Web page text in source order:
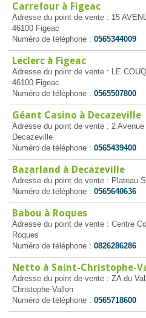
Carrefour à Figeac
Adresse du point de vente : 15
46100 Figeac
Numéro de téléphone : 0565344009
Leclerc à Figeac
Adresse du point de vente : LE
46100 Figeac
Numéro de téléphone : 0565507800
Géant Casino à Decazeville
Adresse du point de vente : 2
Decazeville
Numéro de téléphone : 0565439400
Bazarland à Decazeville
Adresse du point de vente : Plateau
Numéro de téléphone : 0565640636
Babou à Roques
Adresse du point de vente : Centre
Roques
Numéro de téléphone : 0826286286
Netto à Saint-Christophe-
Adresse du point de vente : ZA du
Christophe-Vallon
Numéro de téléphone : 0565718600